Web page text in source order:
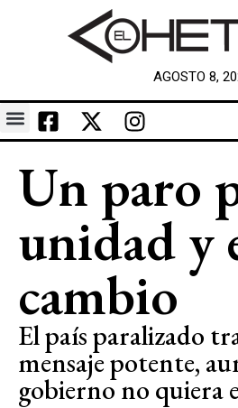
AGOSTO 8,
Un paro
unidad y
cambio
El país paralizado
mensaje potente,
gobierno no quiera